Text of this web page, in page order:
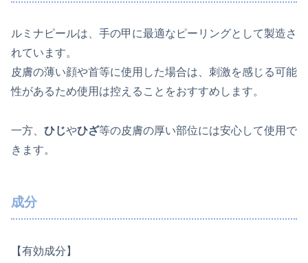
ルミナピールは、手の甲に最適なピーリングとして製造さ
れています。
皮膚の薄い顔や首等に使用した場合は、刺激を感じる可能
性があるため使用は控えることをおすすめします。
一方、 ひじやひざ等の皮膚の厚い部位には安心して使用で
きます。
成分
【有効成分】